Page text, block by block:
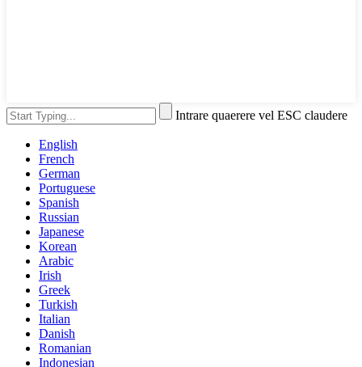
Intrare quaerere vel ESC claudere
English
French
German
Portuguese
Spanish
Russian
Japanese
Korean
Arabic
Irish
Greek
Turkish
Italian
Danish
Romanian
Indonesian